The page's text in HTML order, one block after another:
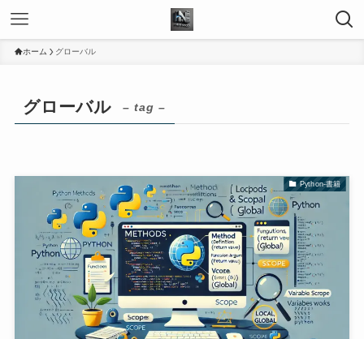
ホーム グローバル
グローバル – tag –
Python-書籍